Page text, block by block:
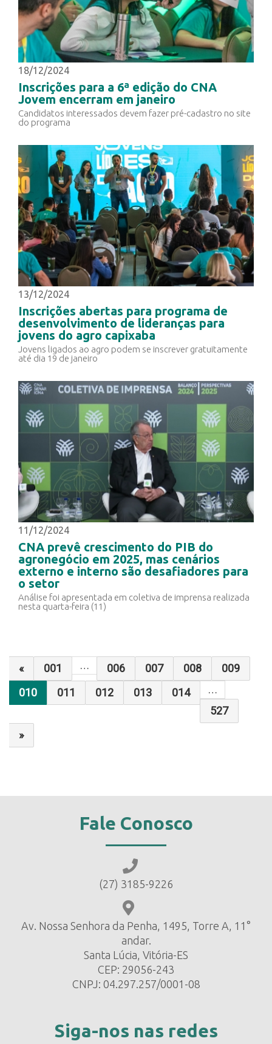
18/12/2024
Inscrições para a 6ª edição do CNA
Jovem encerram em janeiro
Candidatos interessados devem fazer pré-cadastro no site
do programa
13/12/2024
Inscrições abertas para programa de
desenvolvimento de lideranças para
jovens do agro capixaba
Jovens ligados ao agro podem se inscrever gratuitamente
até dia 19 de janeiro
11/12/2024
CNA prevê crescimento do PIB do
agronegócio em 2025, mas cenários
externo e interno são desafiadores para
o setor
Análise foi apresentada em coletiva de imprensa realizada
nesta quarta-feira (11)
« 001 006 007 008
009
010
011 012 013 014
527
»
Fale Conosco
(27) 3185-9226
Av. Nossa Senhora da Penha, 1495, Torre A, 11°
andar.
Santa Lúcia, Vitória-ES
CEP: 29056-243
CNPJ: 04.297.257/0001-08
Siga-nos nas redes